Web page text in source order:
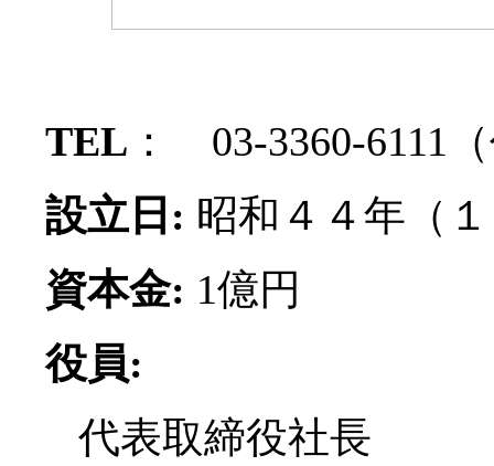
TEL ： 03-3360-6111
設立日: 昭和４４年（
資本金: 1億円
役員:
代表取締役社長